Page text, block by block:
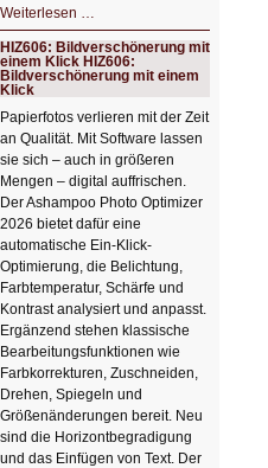
Weiterlesen …
Schicker
kompakter
Rechenturbo
HIZ606: Bildverschönerung mit
einem Klick HIZ606:
Bildverschönerung mit einem
Klick
Papierfotos verlieren mit der Zeit
an Qualität. Mit Software lassen
sie sich – auch in größeren
Mengen – digital auffrischen.
Der Ashampoo Photo Optimizer
2026 bietet dafür eine
automatische Ein-Klick-
Optimierung, die Belichtung,
Farbtemperatur, Schärfe und
Kontrast analysiert und anpasst.
Ergänzend stehen klassische
Bearbeitungsfunktionen wie
Farbkorrekturen, Zuschneiden,
Drehen, Spiegeln und
Größenänderungen bereit. Neu
sind die Horizontbegradigung
und das Einfügen von Text. Der